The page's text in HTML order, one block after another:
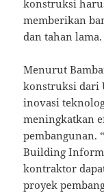
konstruksi
memberikan
dan tahan lama.
Menurut
konstruksi dari
inovasi
meningkatkan
pembangunan.
Building
kontraktor
proyek